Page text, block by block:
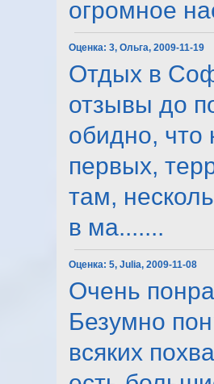
огромное
Оценка:3, Ольга, 2009-11-19
Отдых в
отзывы до
обидно, что
первых,
там,
в ма.......
Оценка:5, Julia, 2009-11-08
Очень
Безумно
всяких